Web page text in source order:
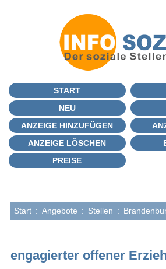
START
NEU
ANZEIGE HINZUFÜGEN
ANZEIGE LÖSCHEN
PREISE
Start : Angebote : Stellen :
engagierter offener